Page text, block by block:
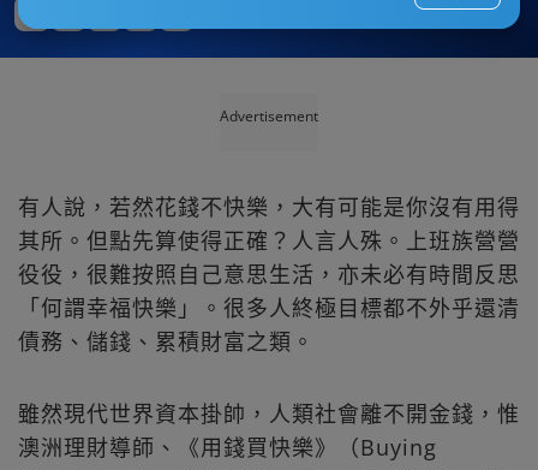
Advertisement
有人說，若然花錢不快樂，大有可能是你沒有用得
其所。但點先算使得正確？人言人殊。上班族營營
役役，很難按照自己意思生活，亦未必有時間反思
「何謂幸福快樂」。很多人終極目標都不外乎還清
債務、儲錢、累積財富之類。
雖然現代世界資本掛帥，人類社會離不開金錢，惟
澳洲理財導師、《用錢買快樂》（Buying